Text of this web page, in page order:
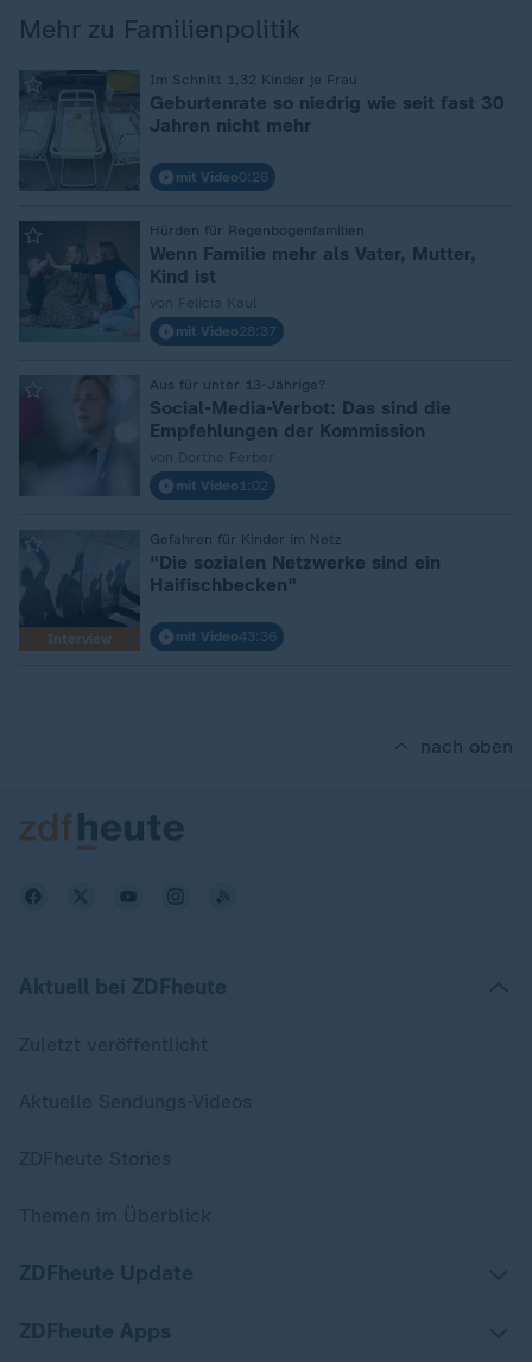
Mehr zu Familienpolitik
Im Schnitt 1,32 Kinder je Frau
:
Geburtenrate so niedrig wie seit fast 30
Jahren nicht mehr
mit Video0:26
Hürden für Regenbogenfamilien
Wenn Familie mehr als Vater, Mutter,
Kind ist
mit Video28:37
Aus für unter 13-Jährige?
:
Social-Media-Verbot: Das sind die
Empfehlungen der Kommission
mit Video 1:02
Interview
Gefahren für Kinder im Netz
"Die sozialen Netzwerke sind ein
Haifischbecken"
mit Video43:36
nach oben